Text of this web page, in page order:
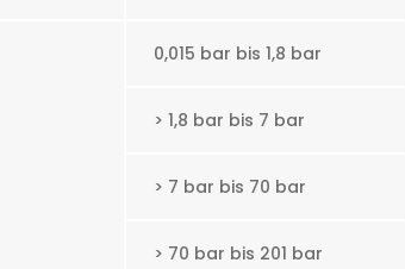
0,015 bar bis 1,8 bar
> 1,8 bar bis 7 bar
> 7 bar bis 70 bar
> 70 bar bis 201 bar